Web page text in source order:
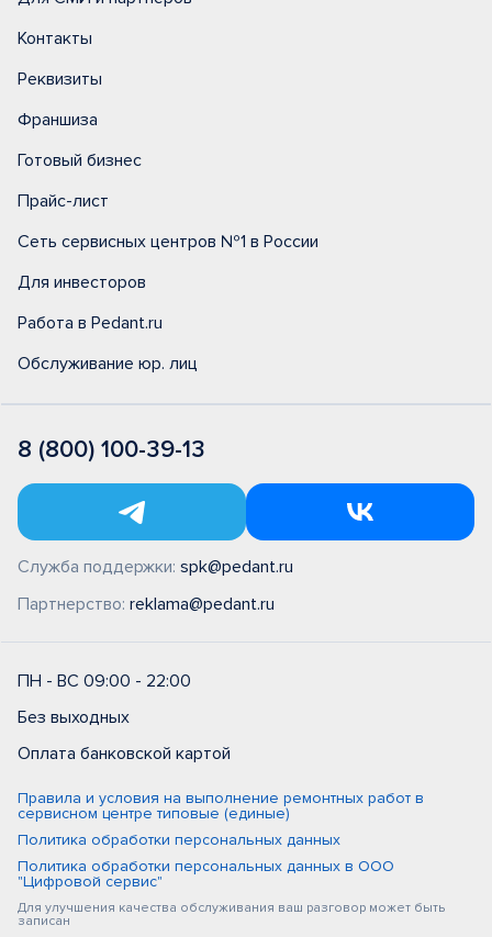
Контакты
Реквизиты
Франшиза
Готовый бизнес
Прайс-лист
Сеть сервисных центров №1 в России
Для инвесторов
Работа в Pedant.ru
Обслуживание юр. лиц
8 (800) 100-39-13
Служба поддержки: spk@pedant.ru
Партнерство: reklama@pedant.ru
ПН - ВС 09:00 - 22:00
Без выходных
Оплата банковской картой
Правила и условия на выполнение ремонтных работ в
сервисном центре типовые (единые)
Политика обработки персональных данных
Политика обработки персональных данных в ООО
"Цифровой сервис"
Для улучшения качества обслуживания ваш разговор может быть
записан